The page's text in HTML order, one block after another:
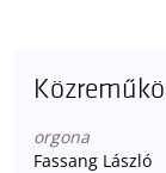
orgona
Fassang László